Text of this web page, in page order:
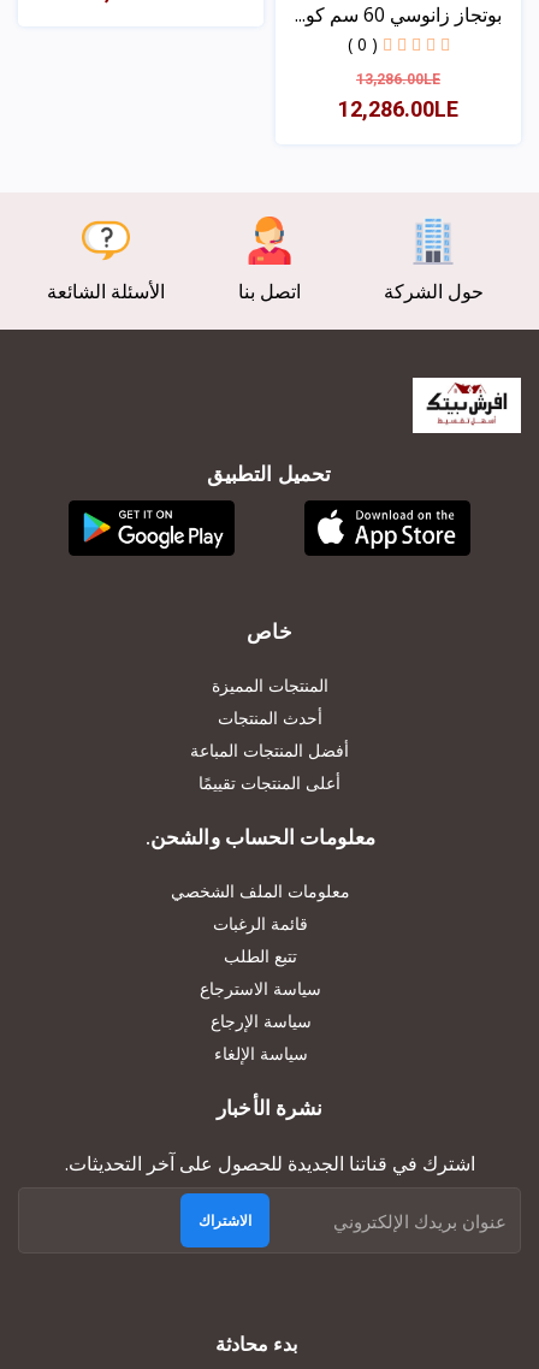
بوتجاز زانوسي 60 سم كو...
( 0 )
13,286.00LE
12,286.00LE
حول الشركة اتصل بنا الأسئلة الشائعة
تحميل التطبيق
خاص
المنتجات المميزة
أحدث المنتجات
أفضل المنتجات المباعة
أعلى المنتجات تقييمًا
معلومات الحساب والشحن.
معلومات الملف الشخصي
قائمة الرغبات
تتبع الطلب
سياسة الاسترجاع
سياسة الإرجاع
سياسة الإلغاء
نشرة الأخبار
اشترك في قناتنا الجديدة للحصول على آخر التحديثات.
الاشتراك
بدء محادثة